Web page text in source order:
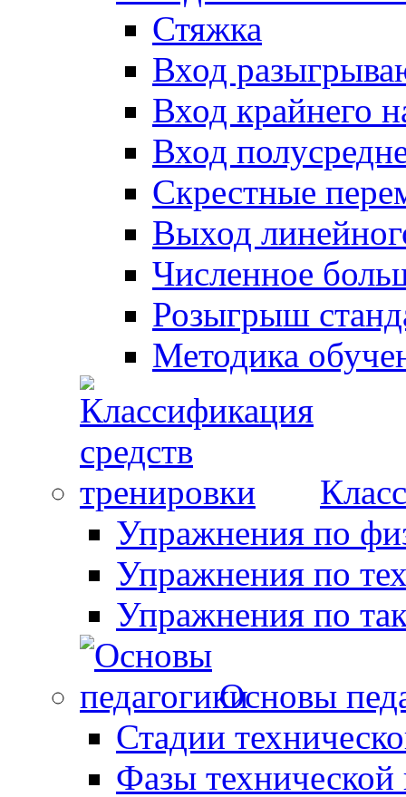
Стяжка
Вход
Вход крайнего
Вход
Скрестные
Выход
Численное
Розыгрыш
Методика
Упражнения по
Упражнения по
Упражнения по
Основы
Стадии
Фазы технической